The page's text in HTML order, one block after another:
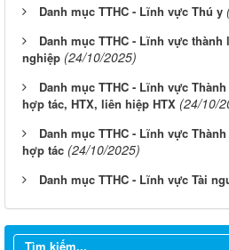
Danh mục TTHC - Lĩnh vực Thú y
Danh mục TTHC - Lĩnh vực
nghiệp (24/10/2025)
Danh mục TTHC - Lĩnh vực
hợp tác, HTX, liên hiệp HTX (24/10/
Danh mục TTHC - Lĩnh vực
hợp tác (24/10/2025)
Danh mục TTHC - Lĩnh vực Tài